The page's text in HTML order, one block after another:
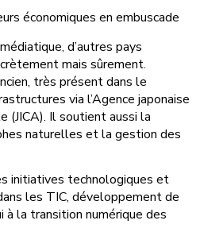
économiques en embuscade
d’autres pays
mais sûrement.
très présent dans le
via l’Agence japonaise
(JICA). Il soutient aussi la
naturelles et la gestion des
initiatives technologiques et
les TIC, développement de
la transition numérique des